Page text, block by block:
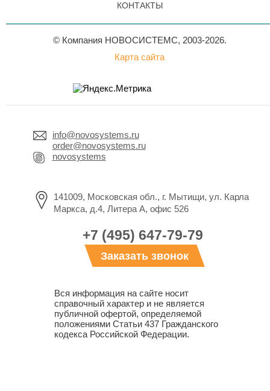
КОНТАКТЫ
© Компания НОВОСИСТЕМС, 2003-2026.
Карта сайта
info@novosystems.ru
order@novosystems.ru
novosystems
141009, Московская обл., г. Мытищи, ул. Карла
Маркса, д.4, Литера А, офис 526
+7 (495) 647-79-79
Заказать звонок
Вся информация на сайте носит
справочный характер и не является
публичной офертой, определяемой
положениями Статьи 437 Гражданского
кодекса Российской Федерации.